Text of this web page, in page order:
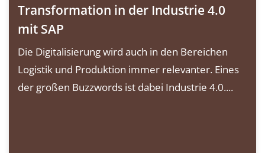
Transformation in der Industrie 4.0
mit SAP
Die Digitalisierung wird auch in den Bereichen
Logistik und Produktion immer relevanter. Eines
der großen Buzzwords ist dabei Industrie 4.0....